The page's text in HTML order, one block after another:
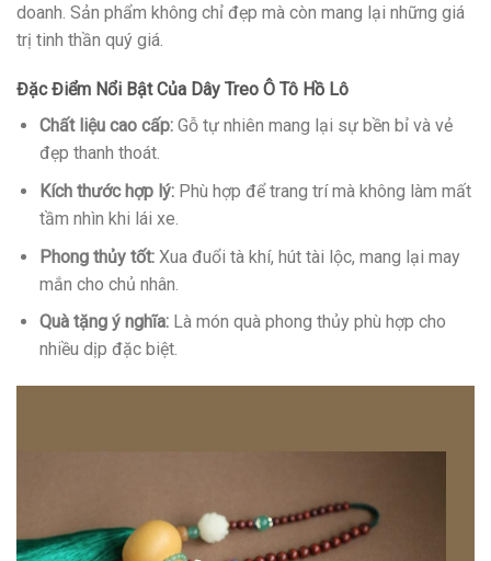
doanh. Sản phẩm không chỉ đẹp mà còn mang lại những giá
trị tinh thần quý giá.
Đặc Điểm Nổi Bật Của Dây Treo Ô Tô Hồ Lô
Chất liệu cao cấp:Gỗ tự nhiên mang lại sự bền bỉ và vẻ
đẹp thanh thoát.
Kích thước hợp lý:Phù hợp để trang trí mà không làm mất
tầm nhìn khi lái xe.
Phong thủy tốt:Xua đuổi tà khí, hút tài lộc, mang lại may
mắn cho chủ nhân.
Quà tặng ý nghĩa:Là món quà phong thủy phù hợp cho
nhiều dịp đặc biệt.